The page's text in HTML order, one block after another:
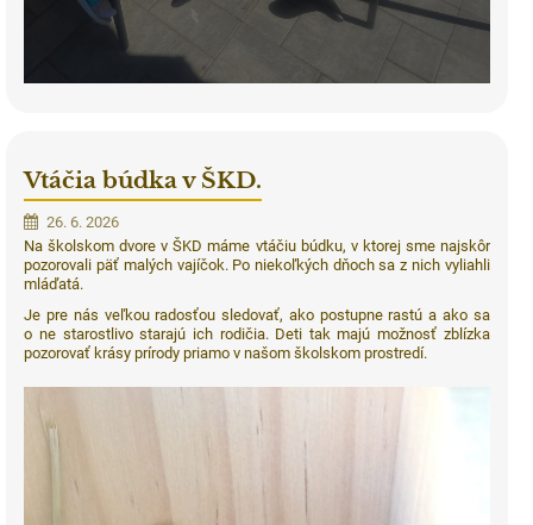
Vtáčia búdka v ŠKD.
26. 6. 2026
Na školskom dvore v ŠKD máme vtáčiu búdku, v ktorej sme najskôr
pozorovali päť malých vajíčok. Po niekoľkých dňoch sa z nich vyliahli
mláďatá.
Je pre nás veľkou radosťou sledovať, ako postupne rastú a ako sa
o ne starostlivo starajú ich rodičia. Deti tak majú možnosť zblízka
pozorovať krásy prírody priamo v našom školskom prostredí.